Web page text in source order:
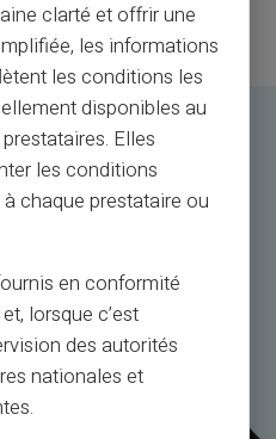
clarté et offrir une
les informations
les conditions les
disponibles au
Elles
les conditions
chaque prestataire ou
en conformité
lorsque c’est
des autorités
nationales et